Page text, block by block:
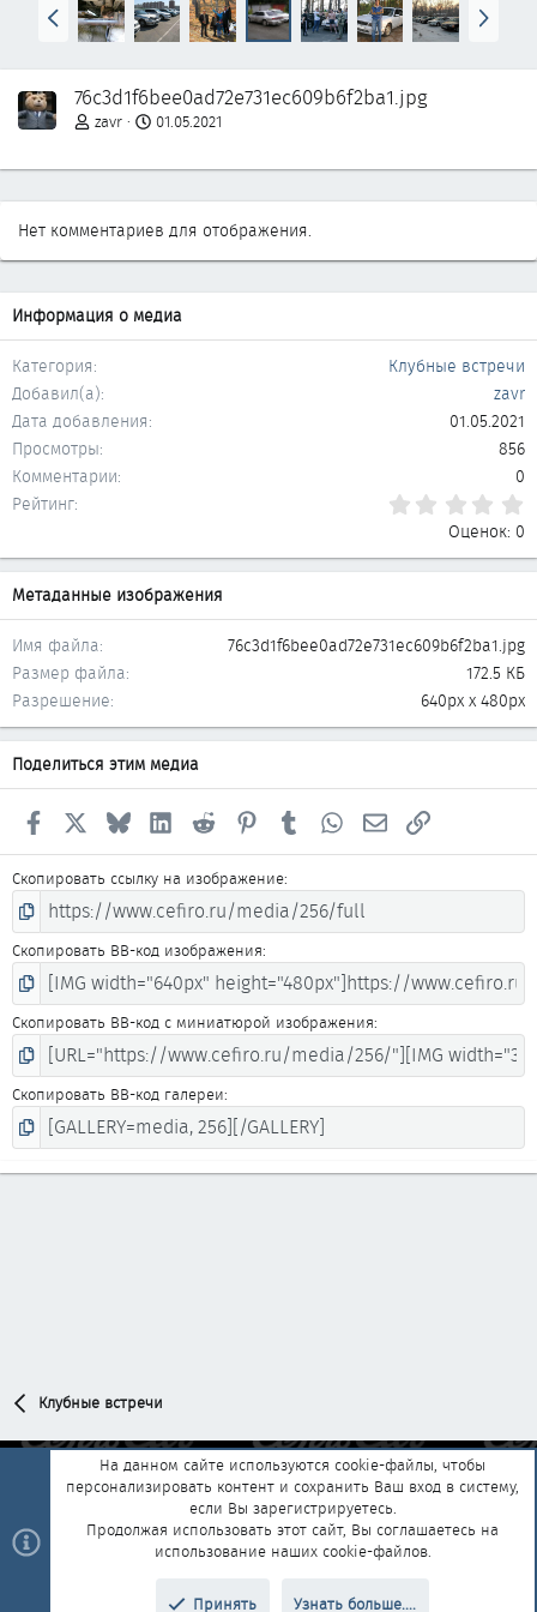
Н
а
а
д
В
п
р
76c3d1f6bee0ad72e731ec609b6f2ba1.jpg
zavr 01.05.2021
Нет комментариев для отображения.
Информация о медиа
Категория
Клубные встречи
Добавил(а)
zavr
Дата добавления
01.05.2021
Просмотры
856
Комментарии
0
Рейтинг
Оценок: 0
Метаданные изображения
Имя файла
76c3d1f6bee0ad72e731ec609b6f2ba1.jpg
Размер файла
172.5 КБ
Разрешение
640px x 480px
Поделиться этим медиа
Facebook Bluesky LinkedInReddit PinterestTumblr WhatsAppЭлектронная почта
Ссылка
Скопировать ссылку на изображение
Скопировать BB-код изображения
Скопировать BB-код с миниатюрой изображения
Скопировать BB-код галереи
Клубные встречи
Обратная связь
Условия и правила
Политика конфиденциальности
Помощь Главная
R
®
На данном сайте используются cookie-файлы, чтобы
персонализировать контент и сохранить Ваш вход в систему,
если Вы зарегистрируетесь.
Продолжая использовать этот сайт, Вы соглашаетесь на
использование наших cookie-файлов.
Принять Узнать больше....